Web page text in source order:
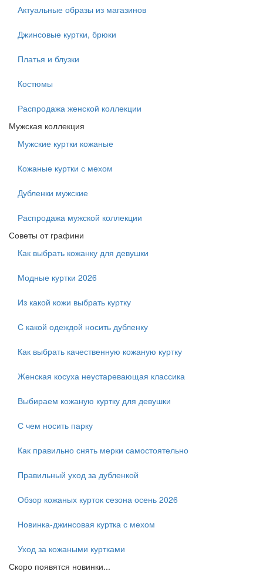
Актуальные образы из магазинов
Джинсовые куртки, брюки
Платья и блузки
Костюмы
Распродажа женской коллекции
Мужская коллекция
Мужские куртки кожаные
Кожаные куртки с мехом
Дубленки мужские
Распродажа мужской коллекции
Советы от графини
Как выбрать кожанку для девушки
Модные куртки 2026
Из какой кожи выбрать куртку
С какой одеждой носить дубленку
Как выбрать качественную кожаную куртку
Женская косуха неустаревающая классика
Выбираем кожаную куртку для девушки
С чем носить парку
Как правильно снять мерки самостоятельно
Правильный уход за дубленкой
Обзор кожаных курток сезона осень 2026
Новинка-джинсовая куртка с мехом
Уход за кожаными куртками
Скоро появятся новинки...